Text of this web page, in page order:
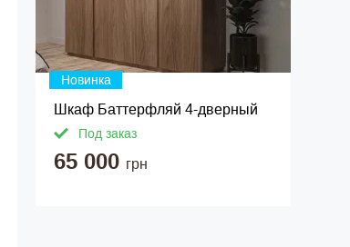
Новинка
Шкаф Баттерфляй 4-дверный
Под заказ
65 000 грн